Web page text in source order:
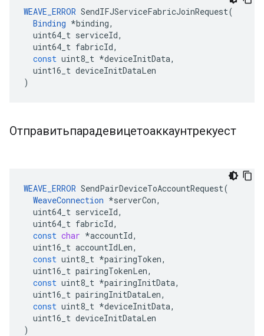
WEAVE_ERROR SendIFJServiceFabricJoinRequest(
Binding *binding,
uint64_t serviceId,
uint64_t fabricId,
const uint8_t *deviceInitData,
uint16_t deviceInitDataLen
)
Отправитьпарадевицетоаккаунтрекуест
WEAVE_ERROR SendPairDeviceToAccountRequest(
WeaveConnection *serverCon,
uint64_t serviceId,
uint64_t fabricId,
const char *accountId,
uint16_t accountIdLen,
const uint8_t *pairingToken,
uint16_t pairingTokenLen,
const uint8_t *pairingInitData,
uint16_t pairingInitDataLen,
const uint8_t *deviceInitData,
uint16_t deviceInitDataLen
)